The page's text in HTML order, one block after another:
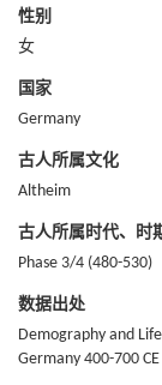
性别
女
国家
Germany
古人所属文化
Altheim
古人所属时代、时
Phase 3/4 (480-530)
数据出处
Demography and
Germany 400-700 CE